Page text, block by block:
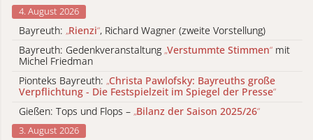
4. August 2026
Bayreuth: „Rienzi“, Richard Wagner (zweite Vorstellung)
Bayreuth: Gedenkveranstaltung „Verstummte Stimmen“ mit
Michel Friedman
Pionteks Bayreuth: „Christa Pawlofsky: Bayreuths große
Verpflichtung - Die Festspielzeit im Spiegel der Presse“
Gießen: Tops und Flops – „Bilanz der Saison 2025/26“
3. August 2026